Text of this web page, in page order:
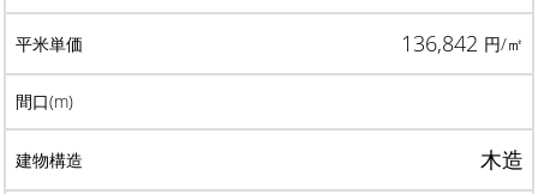
136,842 円/㎡
木造